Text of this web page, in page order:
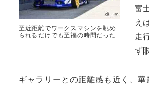
至近距離でワークスマシンを眺め
られるだけでも至福の時間だった
富
え
走
ず
ギャラリーとの距離感も近く、